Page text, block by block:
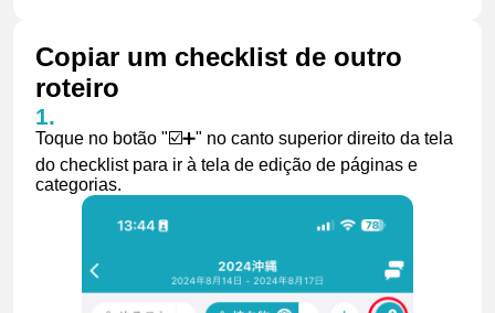
Copiar um checklist de outro
roteiro
Toque no botão "☑️➕" no canto superior direito da tela
do checklist para ir à tela de edição de páginas e
categorias.